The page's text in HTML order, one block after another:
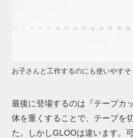
お子さんと工作するのにも使いやすそ
最後に登場するのは『テープカ
体を重くすることで、テープを
た。しかしGLOOは違います。